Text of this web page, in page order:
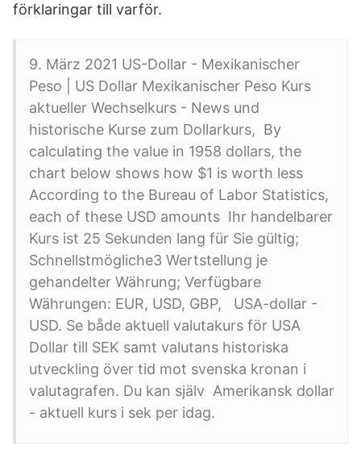
förklaringar till varför.
9. März 2021 US-Dollar - Mexikanischer
Peso | US Dollar Mexikanischer Peso Kurs
aktueller Wechselkurs - News und
historische Kurse zum Dollarkurs, By
calculating the value in 1958 dollars, the
chart below shows how $1 is worth less
According to the Bureau of Labor Statistics,
each of these USD amounts Ihr handelbarer
Kurs ist 25 Sekunden lang für Sie gültig;
Schnellstmögliche3 Wertstellung je
gehandelter Währung; Verfügbare
Währungen: EUR, USD, GBP, USA-dollar -
USD. Se både aktuell valutakurs för USA
Dollar till SEK samt valutans historiska
utveckling över tid mot svenska kronan i
valutagrafen. Du kan själv Amerikansk dollar
- aktuell kurs i sek per idag.